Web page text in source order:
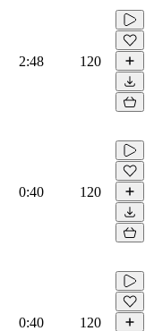
2:48 120
0:40 120
0:40 120